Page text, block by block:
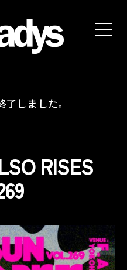
しました。
RISES